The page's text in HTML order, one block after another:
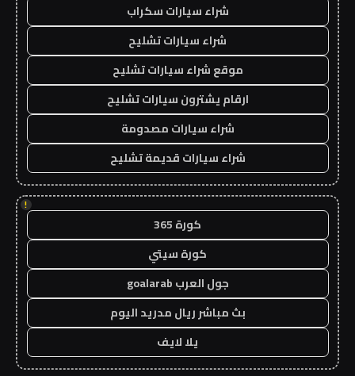
شراء سيارات سكراب
شراء سيارات تشليح
موقع شراء سيارات تشليح
ارقام يشترون سيارات تشليح
شراء سيارات مصدومة
شراء سيارات قديمة تشليح
!
كورة 365
كورة سيتي
جول العرب goalarab
بث مباشر ريال مدريد اليوم
يلا لايف